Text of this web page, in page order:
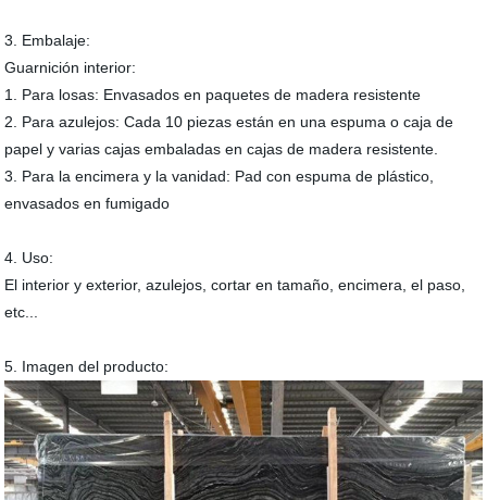
3. Embalaje:
Guarnición interior:
1. Para losas: Envasados en paquetes de madera resistente
2. Para azulejos: Cada 10 piezas están en una espuma o caja de
papel y varias cajas embaladas en cajas de madera resistente.
3. Para la encimera y la vanidad: Pad con espuma de plástico,
envasados en fumigado
4. Uso:
El interior y exterior, azulejos, cortar en tamaño, encimera, el paso,
etc...
5. Imagen del producto: